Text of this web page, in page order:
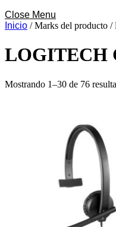
Close Menu
Menu
Inicio / Marks del producto
LOGITECH
Mostrando 1–30 de 76